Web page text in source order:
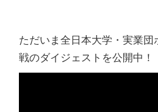
ただいま全日本大学・実業団
戦のダイジェストを公開中！